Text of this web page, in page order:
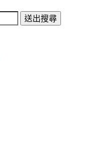
送出搜尋